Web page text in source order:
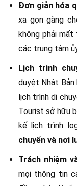
Đơn giản hóa
xa gọn gàng
không phải
các trung tâm
Lịch trình
duyệt Nhật
lịch trình di
Tourist sở hữu
kế lịch trình
chuyển và nơi
Trách nhiệm
mọi thông tin